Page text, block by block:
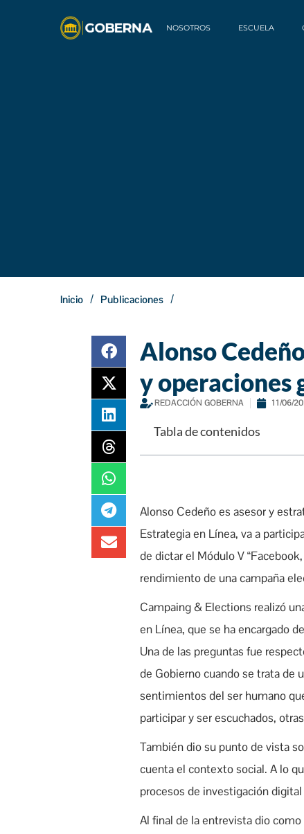
NOSOTROS ESCUELA
Inicio / Publicaciones /
Alonso
y operaciones
REDACCIÓN GOBERNA 11/06/
Tabla de contenidos
Alonso Cedeño es asesor y
Estrategia en Línea, va a
de dictar el Módulo V
rendimiento de una campaña
Campaing & Elections realizó
en Línea, que se ha encargado
Una de las preguntas fue
de Gobierno cuando se trata de
sentimientos del ser humano
participar y ser escuchados,
También dio su punto de vista
cuenta el contexto social. A lo
procesos de investigación
Al final de la entrevista dio como